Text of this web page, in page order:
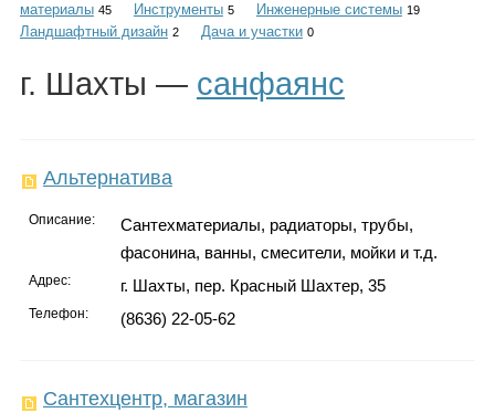
Карты
материалы 45 Инструменты 5 Инженерные системы 19
Ландшафтный дизайн 2 Дача и участки 0
г. Шахты — санфаянс
Альтернатива
Описание:
Сантехматериалы, радиаторы, трубы,
фасонина, ванны, смесители, мойки и т.д.
Адрес: г. Шахты, пер. Красный Шахтер, 35
Телефон: (8636) 22-05-62
Сантехцентр, магазин